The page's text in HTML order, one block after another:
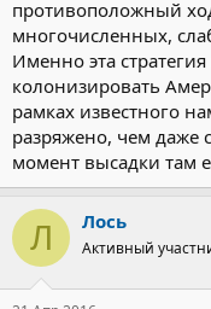
сделать
передаваемых ими
обсерваториями были
металлические
траектории по
дней, 12 декабря 20хх
основным военно-
нанесён
уничтожено более 40
высадилось более 10
неуязвимых (по
современного земного
Вопрос 1 - будут ли
противоположный
многочисленных,
Именно эта
колонизировать
рамках известного
разряжено, чем даже
момент высадки там
Л Лось
Активный